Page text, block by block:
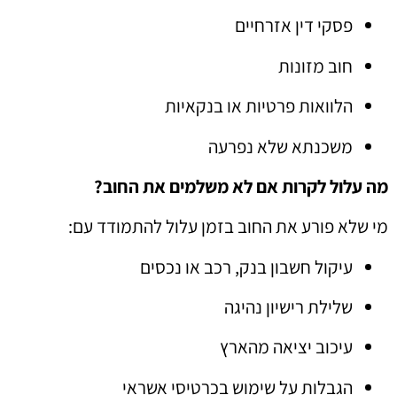
פסקי דין אזרחיים
חוב מזונות
הלוואות פרטיות או בנקאיות
משכנתא שלא נפרעה
מה עלול לקרות אם לא משלמים את החוב?
מי שלא פורע את החוב בזמן עלול להתמודד עם:
עיקול חשבון בנק, רכב או נכסים
שלילת רישיון נהיגה
עיכוב יציאה מהארץ
הגבלות על שימוש בכרטיסי אשראי